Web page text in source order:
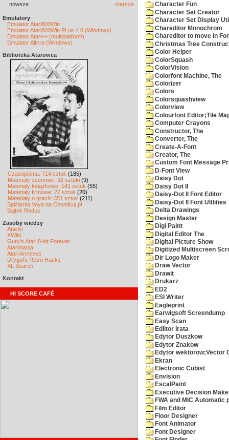
nowsze starsze
Emulatory
Emulator Atari800Win
Emulator Atari800Win PLus 4.0 (Windows)
Emulator Atari++ (multiplatform)
Emulator Altirra (Windows)
Biblioteka Atarowca
Czasopisma: 714 sztuk (185)
Materiały scenowe: 32 sztuki (9)
Materiały książkowe: 141 sztuk (55)
Materiały firmowe: 27 sztuk (20)
Materiały o grach: 351 sztuk (211)
Spiżarnia Voya na Chomikuj.pl
Bajtek Redux
Zasoby wiedzy
Atariki
XWiki
Gury's Atari 8-bit Forever
Atarimania
Atari Archives
Drygol's Retro Hacks
XL Search
Kontakt
HI SCORE CAFÉ
Character Fun
Character Set Creator
Character Set Display
Chareditor Monochrom
Chareditor to move in
Christmas Tree
Color Helper
ColorSquash
ColorVision
Colorfont Machine, The
Colorizer
Colors
Colorsquashview
Colorview
Colourfont Editor;Tile
Computer Crayons
Constructor, The
Converter, The
Create-A-Font
Creator, The
Custom Font Message
D-Font View
Daisy Dot
Daisy Dot II
Daisy-Dot II Font Editor
Daisy-Dot II Font Ultlities
Delta Drawings
Design Master
Digi Paint
Digital Editor The
Digital Picture Show
Digitized Multiscreen
Dir Logo Maker
Draw Vector
Drawit
Drukarz
ED2
ESI Writer
Eagleprint
Earwigsoft Screendump
Easy Scan
Ediitor Irata
Edytor Duszkow
Edytor Znakow
Edytor wektorow;Vector
Ekran
Electronic Cubist
Envision
EscalPaint
Executive Decision
FWA and MIC
Film Editor
Floor Designer
Font Animator
Font Designer